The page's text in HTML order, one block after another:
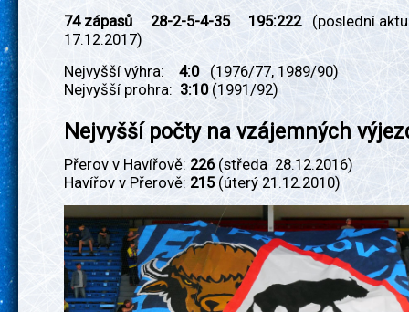
74 zápasů 28-2-5-4-35 195:222 (poslední
17.12.2017)
Nejvyšší výhra: 4:0(1976/77, 1989/90)
Nejvyšší prohra: 3:10(1991/92)
Nejvyšší počty na vzájemných
Přerov v Havířově: 226(středa 28.12.2016)
Havířov v Přerově: 215(úterý 21.12.2010)